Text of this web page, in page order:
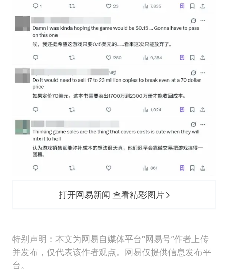
打开网易新闻 查看精彩图片
特别声明：本文为网易自媒体平台“网易号”作者上传
并发布，仅代表该作者观点。网易仅提供信息发布平
台。